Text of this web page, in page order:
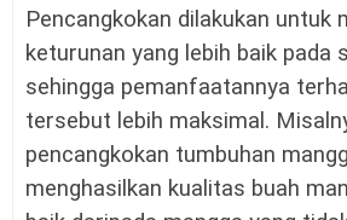
Pencangkokan dilakukan untuk
keturunan yang lebih baik pada
sehingga pemanfaatannya
tersebut lebih maksimal.
pencangkokan tumbuhan
menghasilkan kualitas buah